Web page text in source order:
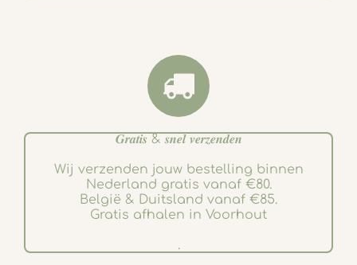
𝑮𝒓𝒂𝒕𝒊𝒔 & 𝒔𝒏𝒆𝒍 𝒗𝒆𝒓𝒛𝒆𝒏𝒅𝒆𝒏
Wij verzenden jouw bestelling binnen
Nederland gratis vanaf €80.
België & Duitsland vanaf €85.
Gratis afhalen in Voorhout
.